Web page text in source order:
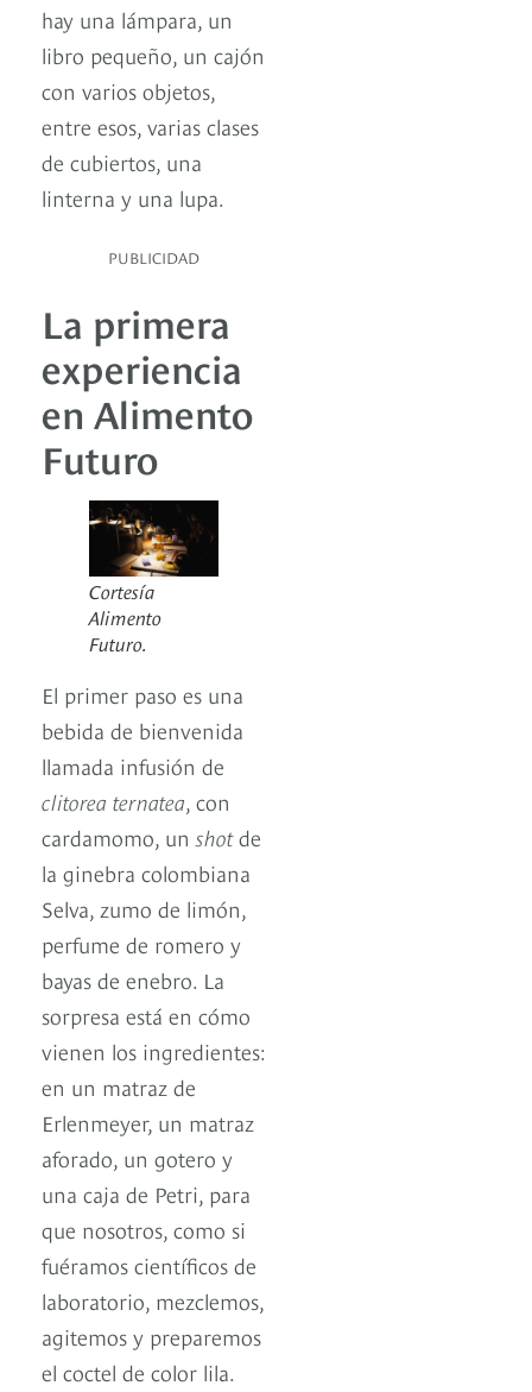
hay una lámpara, un
libro pequeño, un cajón
con varios objetos,
entre esos, varias clases
de cubiertos, una
linterna y una lupa.
PUBLICIDAD
La primera
experiencia
en Alimento
Futuro
Cortesía
Alimento
Futuro.
El primer paso es una
bebida de bienvenida
llamada infusión de
clitorea ternatea , con
cardamomo, un shotde
la ginebra colombiana
Selva, zumo de limón,
perfume de romero y
bayas de enebro. La
sorpresa está en cómo
vienen los ingredientes:
en un matraz de
Erlenmeyer, un matraz
aforado, un gotero y
una caja de Petri, para
que nosotros, como si
fuéramos científicos de
laboratorio, mezclemos,
agitemos y preparemos
el coctel de color lila.